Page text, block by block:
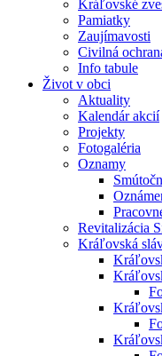
Kráľovské
Pamiatky
Zaujímavosti
Civilná
Info tabule
Život v obci
Aktuality
Kalendár akcií
Projekty
Fotogaléria
Oznamy
Revitalizácia
Kráľovská